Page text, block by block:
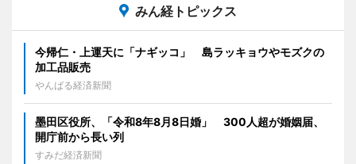
みん経トピックス
今帰仁・上運天に「ナギッコ」 島ラッキョウやモズクの
加工品販売
やんばる経済新聞
墨田区役所、「令和8年8月8日婚」 300人超が婚姻届、
開庁前から長い列
すみだ経済新聞